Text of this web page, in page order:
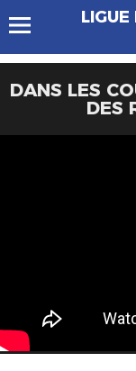
DANS LES
DES